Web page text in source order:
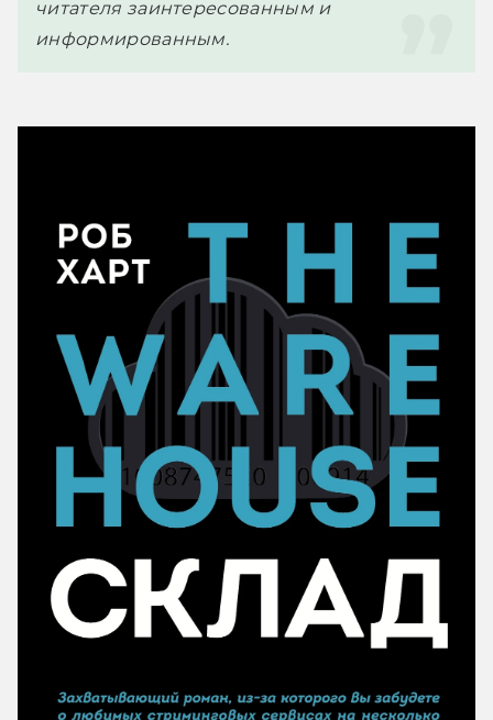
читателя заинтересованным и
информированным.